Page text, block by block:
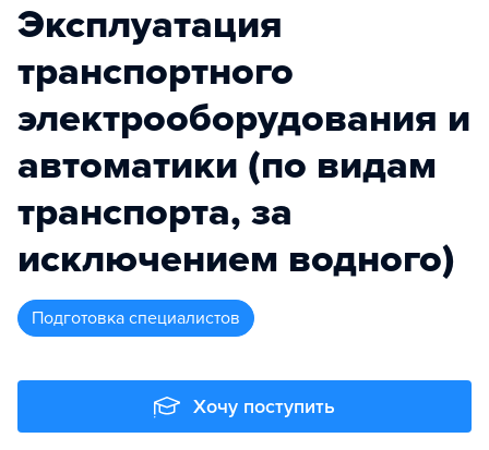
Эксплуатация
транспортного
электрооборудования и
автоматики (по видам
транспорта, за
исключением водного)
подготовка специалистов
Хочу поступить